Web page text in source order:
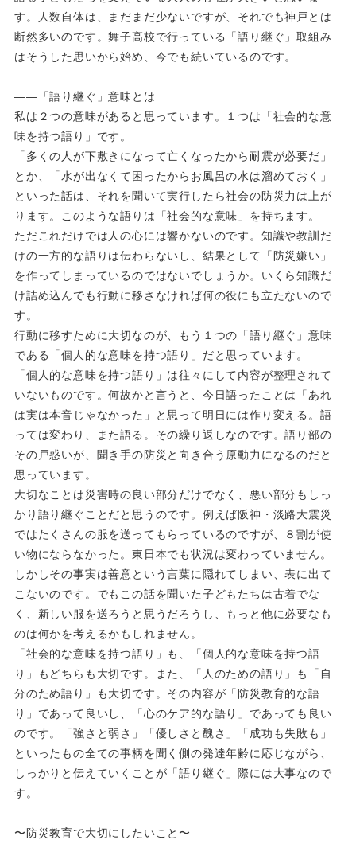
す。人数自体は、まだまだ少ないですが、それでも神戸とは
断然多いのです。舞子高校で行っている「語り継ぐ」取組み
はそうした思いから始め、今でも続いているのです。
――「語り継ぐ」意味とは
私は２つの意味があると思っています。１つは「社会的な意
味を持つ語り」です。
「多くの人が下敷きになって亡くなったから耐震が必要だ」
とか、「水が出なくて困ったからお風呂の水は溜めておく」
といった話は、それを聞いて実行したら社会の防災力は上が
ります。このような語りは「社会的な意味」を持ちます。
ただこれだけでは人の心には響かないのです。知識や教訓だ
けの一方的な語りは伝わらないし、結果として「防災嫌い」
を作ってしまっているのではないでしょうか。いくら知識だ
け詰め込んでも行動に移さなければ何の役にも立たないので
す。
行動に移すために大切なのが、もう１つの「語り継ぐ」意味
である「個人的な意味を持つ語り」だと思っています。
「個人的な意味を持つ語り」は往々にして内容が整理されて
いないものです。何故かと言うと、今日語ったことは「あれ
は実は本音じゃなかった」と思って明日には作り変える。語
っては変わり、また語る。その繰り返しなのです。語り部の
その戸惑いが、聞き手の防災と向き合う原動力になるのだと
思っています。
大切なことは災害時の良い部分だけでなく、悪い部分もしっ
かり語り継ぐことだと思うのです。例えば阪神・淡路大震災
ではたくさんの服を送ってもらっているのですが、８割が使
い物にならなかった。東日本でも状況は変わっていません。
しかしその事実は善意という言葉に隠れてしまい、表に出て
こないのです。でもこの話を聞いた子どもたちは古着でな
く、新しい服を送ろうと思うだろうし、もっと他に必要なも
のは何かを考えるかもしれません。
「社会的な意味を持つ語り」も、「個人的な意味を持つ語
り」もどちらも大切です。また、「人のための語り」も「自
分のため語り」も大切です。その内容が「防災教育的な語
り」であって良いし、「心のケア的な語り」であっても良い
のです。「強さと弱さ」「優しさと醜さ」「成功も失敗も」
といったもの全ての事柄を聞く側の発達年齢に応じながら、
しっかりと伝えていくことが「語り継ぐ」際には大事なので
す。
〜防災教育で大切にしたいこと〜